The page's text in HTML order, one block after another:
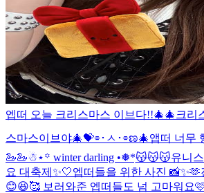
엡떠 오늘 크리스마스 이브다!!🎄🎄 크리
스마스이브야🎄💝⌯･ㅅ･⌯ಣ🎄앱떠 너무
🦢🦢☃︎⋆꙳ winter darling •❅*ִ😽😽😽유니
요 대축제✨🤍엡떠들을 위한 사진 📸✨🫶
😊😆🥰 보러와준 엡떠들도 넘 고마워요